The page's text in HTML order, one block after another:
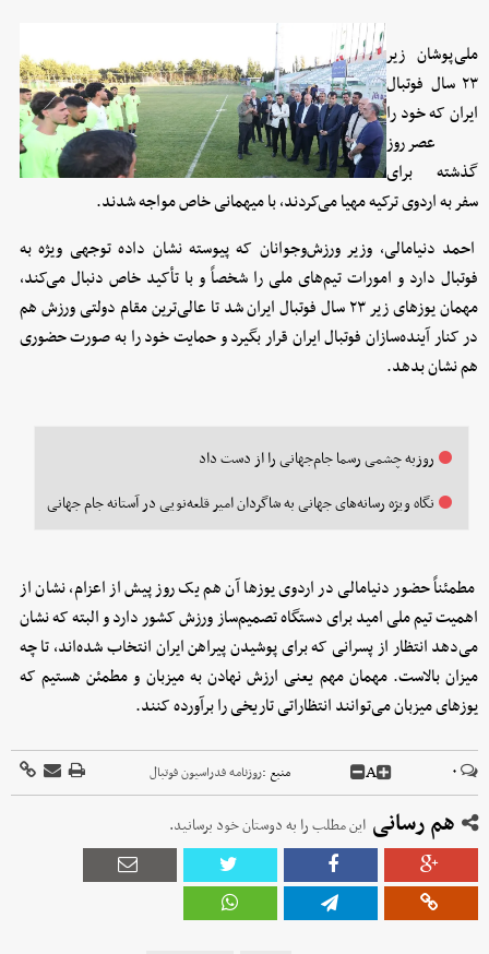
ملی‌پوشان زیر
۲۳ سال فوتبال
ایران که خود را
عصر روز
گذشته برای
سفر به اردوی ترکیه مهیا می‌کردند، با میهمانی خاص مواجه شدند.
احمد دنیامالی، وزیر ورزش‌وجوانان که پیوسته نشان داده توجهی ویژه به
فوتبال دارد و امورات تیم‌های ملی را شخصاً و با تأکید خاص دنبال می‌کند،
مهمان یوزهای زیر ۲۳ سال فوتبال ایران شد تا عالی‌ترین مقام دولتی ورزش هم
در کنار آینده‌سازان فوتبال ایران قرار بگیرد و حمایت خود را به صورت حضوری
هم نشان بدهد.
روزبه چشمی رسما جام‌جهانی را از دست داد
نگاه ویژه رسانه‌های جهانی به شاگردان امیر قلعه‌نویی در آستانه جام جهانی
مطمئناً حضور دنیامالی در اردوی یوزها آن هم یک روز پیش از اعزام، نشان از
اهمیت تیم ملی امید برای دستگاه تصمیم‌ساز ورزش کشور دارد و البته که نشان
می‌دهد انتظار از پسرانی که برای پوشیدن پیراهن ایران انتخاب شده‌اند، تا چه
میزان بالاست. مهمان مهم یعنی ارزش نهادن به میزبان و مطمئن هستیم که
یوزهای میزبان می‌توانند انتظاراتی تاریخی را برآورده کنند.
۰ A منبع :روزنامه فدراسیون فوتبال
هم رسانی این مطلب را به دوستان خود برسانید.